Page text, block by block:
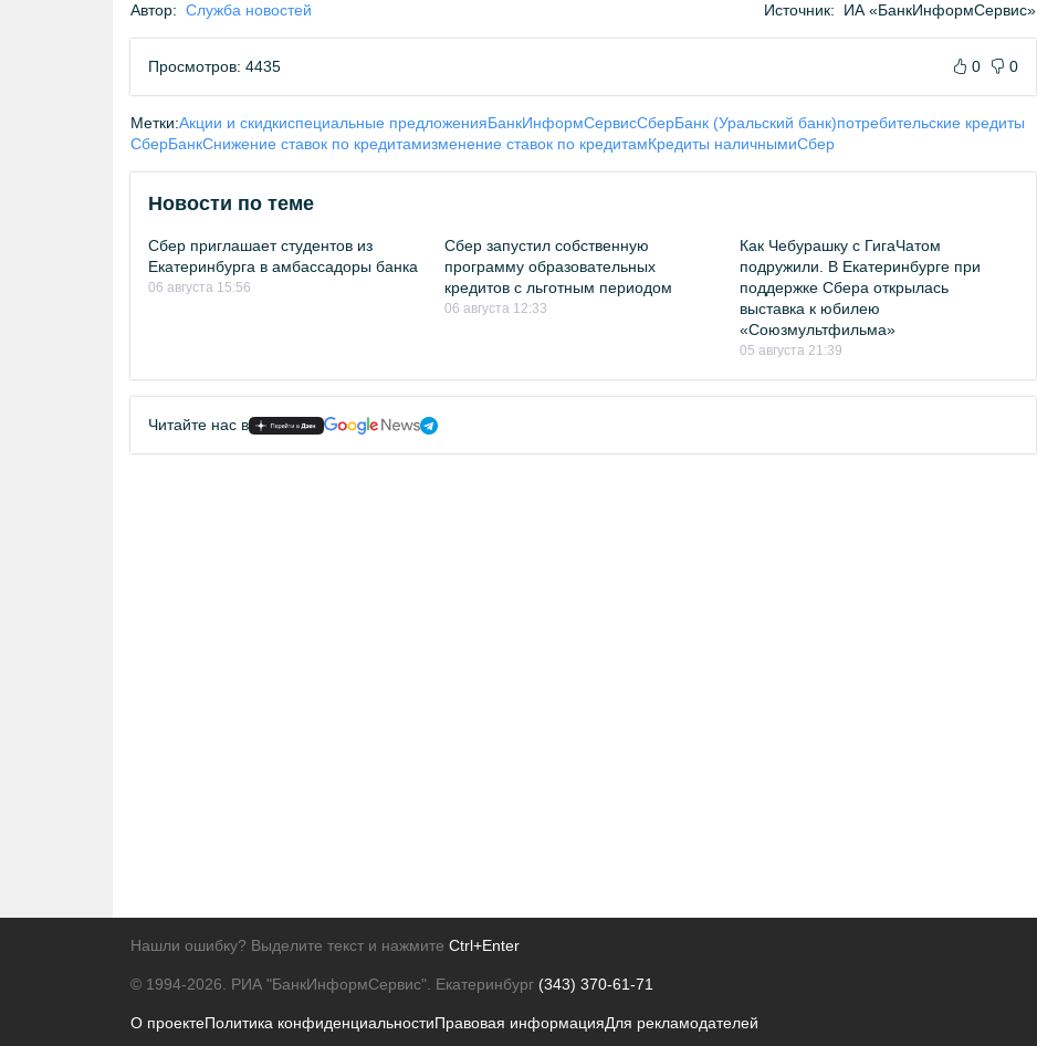
Автор: Служба новостей Источник: ИА «БанкИнформСервис»
Просмотров: 4435 0 0
Метки:Акции и скидкиспециальные предложенияБанкИнформСервисСберБанк (Уральский банк)потребительские кредиты
СберБанкСнижение ставок по кредитамизменение ставок по кредитамКредиты наличнымиСбер
Новости по теме
Сбер приглашает студентов из
Екатеринбурга в амбассадоры банка
06 августа 15:56
Сбер запустил собственную
программу образовательных
кредитов с льготным периодом
06 августа 12:33
Как Чебурашку с ГигаЧатом
подружили. В Екатеринбурге при
поддержке Сбера открылась
выставка к юбилею
«Союзмультфильма»
05 августа 21:39
Читайте нас в
Нашли ошибку? Выделите текст и нажмите Ctrl+Enter
© 1994-2026. РИА "БанкИнформСервис". Екатеринбург (343) 370-61-71
О проектеПолитика конфиденциальностиПравовая информацияДля рекламодателей